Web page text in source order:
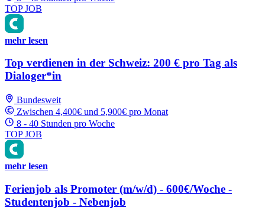
TOP JOB
mehr lesen
Top verdienen in der Schweiz: 200 € pro Tag als
Dialoger*in
Bundesweit
Zwischen 4,400€ und 5,900€ pro Monat
8 - 40 Stunden pro Woche
TOP JOB
mehr lesen
Ferienjob als Promoter (m/w/d) - 600€/Woche -
Studentenjob - Nebenjob